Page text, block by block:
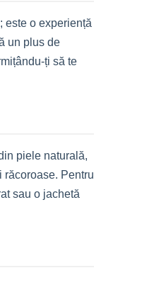
este o experiență
un plus de
ți să te
piele naturală,
Pentru
sau o jachetă